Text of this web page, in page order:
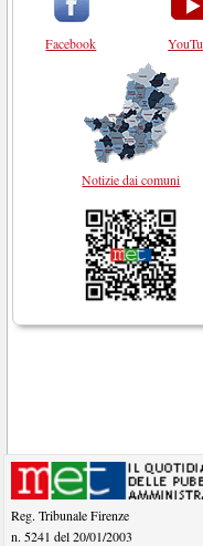
Facebook
Notizie dai comuni
Reg. Tribunale Firenze
n. 5241 del 20/01/2003